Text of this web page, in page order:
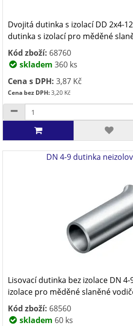
Dvojitá dutinka s izolací DD 2x4-
dutinka s izolací pro měděné
Kód zboží: 68760
skladem 360 ks
Cena s DPH: 3,87 Kč
Cena bez DPH:3,20 Kč
DN 4-9 dutinka
Lisovací dutinka bez izolace DN
izolace pro měděné slaněné
Kód zboží: 68560
skladem 60 ks